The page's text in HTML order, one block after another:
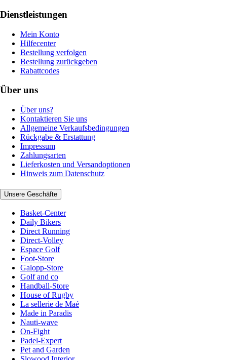
Dienstleistungen
Mein Konto
Hilfecenter
Bestellung verfolgen
Bestellung zurückgeben
Rabattcodes
Über uns
Über uns?
Kontaktieren Sie uns
Allgemeine Verkaufsbedingungen
Rückgabe & Erstattung
Impressum
Zahlungsarten
Lieferkosten und Versandoptionen
Hinweis zum Datenschutz
Unsere Geschäfte
Basket-Center
Daily Bikers
Direct Running
Direct-Volley
Espace Golf
Foot-Store
Galopp-Store
Golf and co
Handball-Store
House of Rugby
La sellerie de Maé
Made in Paradis
Nauti-wave
On-Fight
Padel-Expert
Pet and Garden